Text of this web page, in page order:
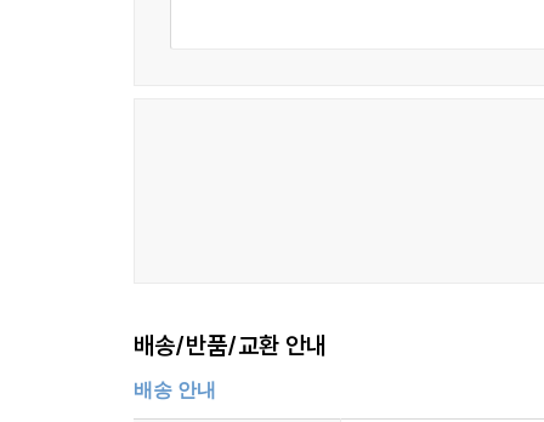
배송/반품/교환 안내
배송 안내